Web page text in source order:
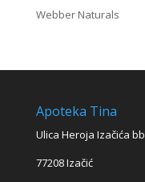
Webber Naturals
Apoteka Tina
Ulica Heroja Izačića bb
77208 Izačić